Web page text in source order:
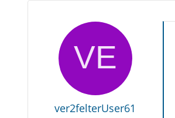
ver2felterUser61